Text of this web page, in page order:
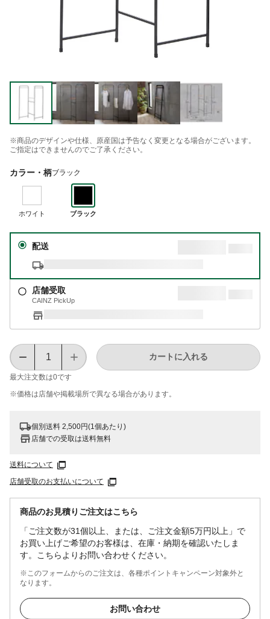
※商品のデザインや仕様、原産国は予告なく変更となる場合がございます。
ご指定はできませんのでご了承ください。
カラー・柄ブラック
ホワイト ブラック
配送
店舗受取
CAINZ PickUp
最大注文数は0です
カートに入れる
※価格は​店舗や​掲載場所で​異なる​場合が​あります。
個別送料 2,500円(1個あたり)
店舗での受取は送料無料
送料について
店舗受取のお支払いについて
商品のお見積りご注文はこちら
「ご注文数が31個以上、または、ご注文金額5万円以上」で
お買い上げご希望のお客様は、在庫・納期を確認いたしま
す。こちらよりお問い合わせください。
※このフォームからのご注文は、各種ポイントキャンペーン対象外と
なります。
お問い合わせ